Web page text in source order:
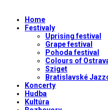
Home
Festivaly
Uprising festival
Grape festival
Pohoda festival
Colours of
Sziget
Bratislavské
Koncerty
Hudba
Kultúra